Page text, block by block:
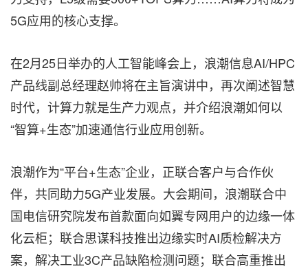
5G应用的核心支撑。
在2月25日举办的人工智能峰会上，浪潮信息AI/HPC
产品线副总经理赵帅将在主旨演讲中，再次阐述智慧
时代，计算力就是生产力观点，并介绍浪潮如何以
“智算+生态”加速通信行业应用创新。
浪潮作为“平台+生态”企业，正联合客户与合作伙
伴，共同助力5G产业发展。大会期间，浪潮联合中
国电信研究院发布首款面向如翼专网用户的边缘一体
化云柜；联合思谋科技推出边缘实时AI质检解决方
案，解决工业3C产品缺陷检测问题；联合高重推出